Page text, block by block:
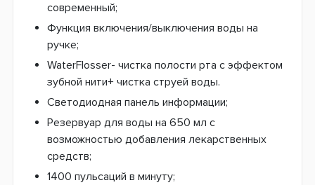
современный;
Функция включения/выключения воды на
ручке;
WaterFlosser- чистка полости рта с эффектом
зубной нити+ чистка струей воды.
Светодиодная панель информации;
Резервуар для воды на 650 мл с
возможностью добавления лекарственных
средств;
1400 пульсаций в минуту;